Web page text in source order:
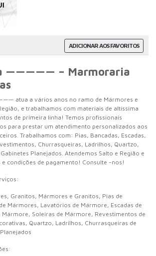
ADICIONAR AOS FAVORITOS
————— – Marmoraria
atua a vários anos no ramo de Mármores e
e trabalhamos com materiais de altíssima
de primeira linha! Temos profissionais
para prestar um atendimento personalizados aos
Trabalhamos com: Pias, Bancadas, Escadas,
Churrasqueiras, Ladrilhos, Quartzo,
Planejados. Atendemos Salto e Região e
condições de pagamento! Consulte -nos!
Granitos, Mármores e Granitos, Pias de
Mármores, Lavatórios de Mármore, Escadas de
Soleiras de Mármore, Revestimentos de
Quartzo, Ladrilhos, Churrasqueiras de